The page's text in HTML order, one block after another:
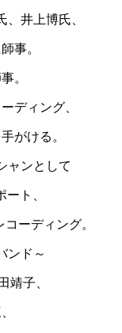
井上博氏、
事。
。
ディング、
がける。
ャンとして
ト、
ーディング。
ンド～
靖子、